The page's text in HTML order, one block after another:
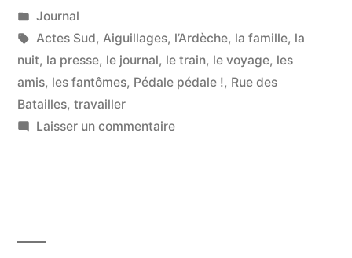
par
Publié
dans
Journal
Étiquettes :
Actes Sud, Aiguillages, l’Ardèche, la famille, la
nuit, la presse, le journal, le train, le voyage, les
amis, les fantômes, Pédale pédale !, Rue des
Batailles, travailler
Laisser un commentairesur